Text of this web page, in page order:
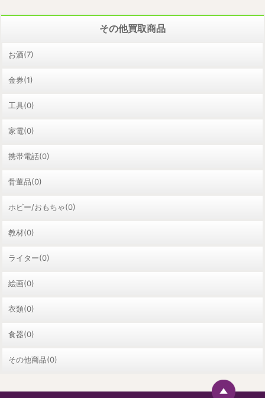
その他買取商品
お酒(7)
金券(1)
工具(0)
家電(0)
携帯電話(0)
骨董品(0)
ホビー/おもちゃ(0)
教材(0)
ライター(0)
絵画(0)
衣類(0)
食器(0)
その他商品(0)